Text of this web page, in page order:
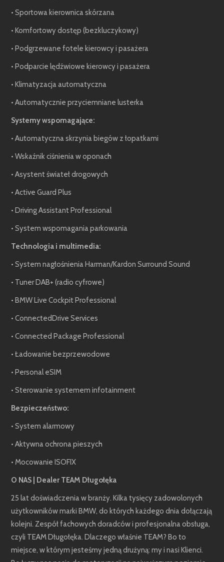
• Sportowa kierownica skórzana
• Komfortowy dostęp (bezkluczykowy)
• Podgrzewane fotele kierowcy i pasażera
• Podparcie lędźwiowe kierowcy i pasażera
• Klimatyzacja automatyczna
• Automatycznie przyciemniane lusterka
Systemy wspomagające:
• Automatyczna skrzynia biegów z łopatkami
• Wskaźnik ciśnienia w oponach
• Asystent świateł drogowych
• Active Guard Plus
• Driving Assistant Professional
• System wspomagania parkowania
Technologia i multimedia:
• System nagłośnienia Harman/Kardon Surround Sound
• Tuner DAB+ (radio cyfrowe)
• BMW Live Cockpit Professional
• ConnectedDrive Services
• Connected Package Professional
• Ładowanie bezprzewodowe
• Personal eSIM
• Sterowanie systemem infotainment
Bezpieczeństwo:
• System alarmowy
• Aktywna ochrona pieszych
• Mocowanie ISOFIX
O NAS | Dealer TEAM Długołęka
25 lat doświadczenia w branży. Kilka tysięcy zadowolonych
użytkowników marki BMW, do których każdego dnia dołączają
kolejni. Zespół fachowych doradców i profesjonalna obsługa,
czyli TEAM Długołęka. Dlaczego właśnie TEAM? Bo to
miejsce, w którym jesteśmy jedną drużyną: my i nasi Klienci.